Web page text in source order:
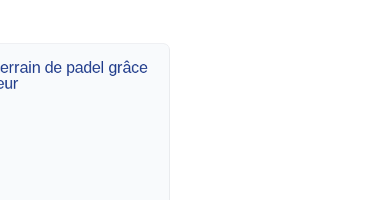
de padel grâce